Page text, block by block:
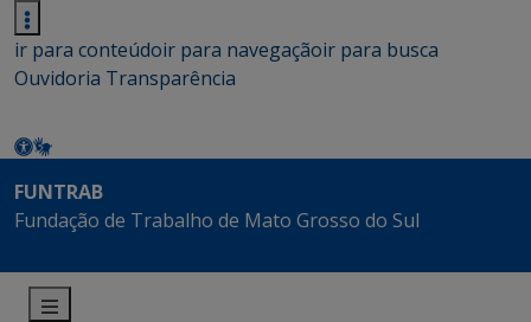
ir para conteúdoir para navegaçãoir para busca
Ouvidoria Transparência
FUNTRAB
Fundação de Trabalho de Mato Grosso do Sul